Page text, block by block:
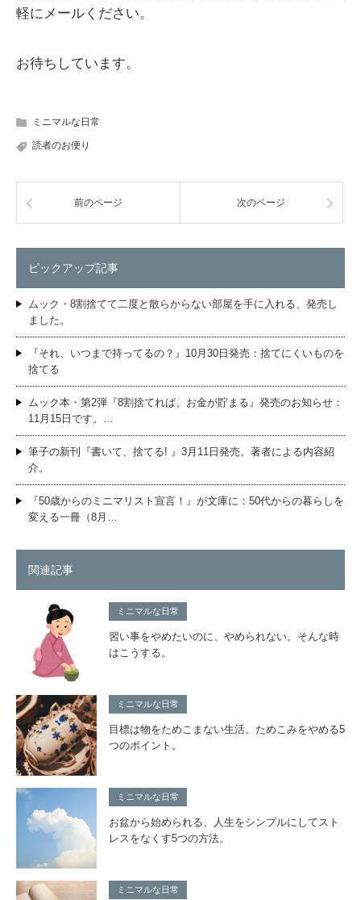
軽にメールください。
お待ちしています。
ミニマルな日常
読者のお便り
前のページ 次のページ
ピックアップ記事
ムック・8割捨てて二度と散らからない部屋を手に入れる、発売し
ました。
『それ、いつまで持ってるの？』10月30日発売：捨てにくいものを
捨てる
ムック本・第2弾『8割捨てれば、お金が貯まる』発売のお知らせ：
11月15日です。…
筆子の新刊『書いて、捨てる! 』3月11日発売。著者による内容紹
介。
『50歳からのミニマリスト宣言！』が文庫に：50代からの暮らしを
変える一冊（8月…
関連記事
ミニマルな日常
習い事をやめたいのに、やめられない。そんな時
はこうする。
ミニマルな日常
目標は物をためこまない生活。ためこみをやめる5
つのポイント。
ミニマルな日常
お盆から始められる、人生をシンプルにしてスト
レスをなくす5つの方法。
ミニマルな日常